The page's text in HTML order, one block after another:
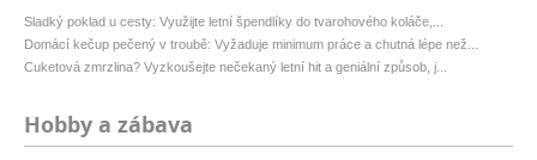
Sladký poklad u cesty: Využijte letní špendlíky do tvarohového koláče,...
Domácí kečup pečený v troubě: Vyžaduje minimum práce a chutná lépe než...
Cuketová zmrzlina? Vyzkoušejte nečekaný letní hit a geniální způsob, j...
Hobby a zábava